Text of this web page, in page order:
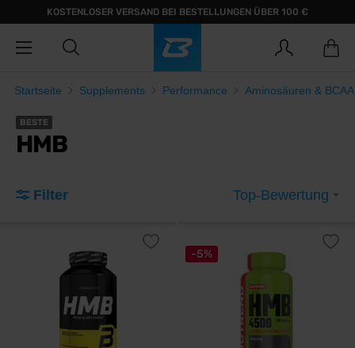
KOSTENLOSER VERSAND BEI BESTELLUNGEN ÜBER 100 €
Startseite Supplements Performance Aminosäuren & BCAA
BESTE
HMB
Filter Top-Bewertung
-5%